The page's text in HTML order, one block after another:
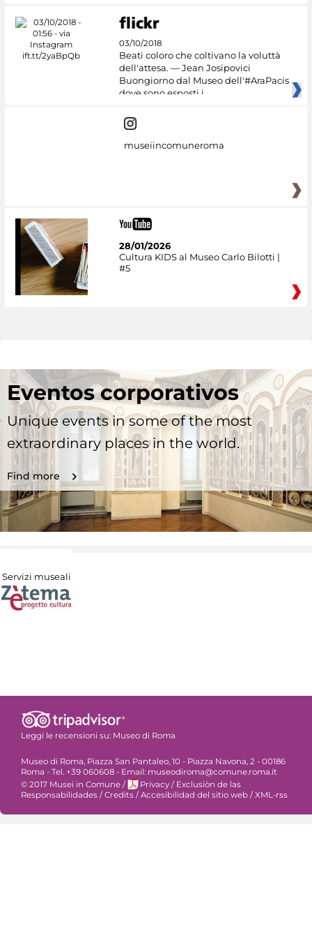
03/10/2018
Beati coloro che coltivano la voluttà
dell'attesa. — Jean Josipovici
Buongiorno dal Museo dell'#AraPacis
dove sono esposti i
museiincomuneroma
28/01/2026
Cultura KIDS al Museo Carlo Bilotti |
#5
Eventos corporativos
Unique events in some of the most
extraordinary places in the world.
Find more
Servizi museali
Leggi le recensioni su: Museo di Roma
Museo di Roma, Piazza San Pantaleo, 10 - Piazza Navona, 2 - 00186
Roma - Tel. +39 060608 - Email: museodiroma@comune.roma.it
© 2017 Musei in Comune / Privacy / Exclusiòn de las
Responsabilidades / Credits / Accesibilidad del sitio web / XML-rss